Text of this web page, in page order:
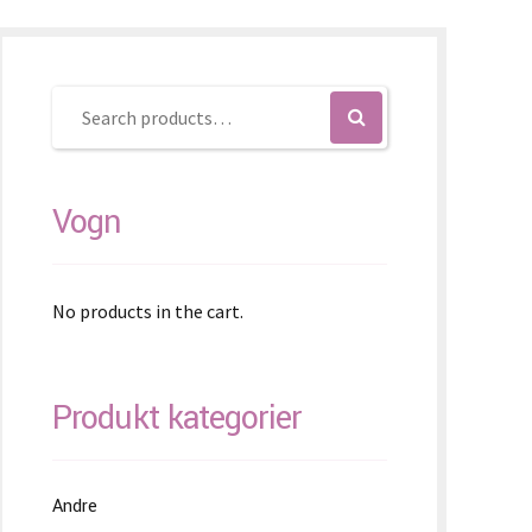
Vogn
No products in the cart.
Produkt kategorier
Andre